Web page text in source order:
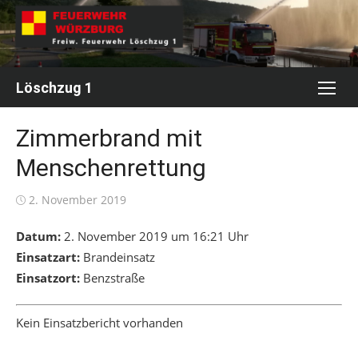
Skip
to
content
Löschzug 1
Zimmerbrand mit
Menschenrettung
Posted
2. November 2019
Datum: 2. November 2019 um 16:21 Uhr
Einsatzart: Brandeinsatz
Einsatzort: Benzstraße
Kein Einsatzbericht vorhanden